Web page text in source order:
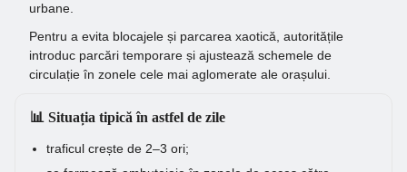
urbane.
Pentru a evita blocajele și parcarea хаotică, autoritățile
introduc parcări temporare și ajustează schemele de
circulație în zonele cele mai aglomerate ale orașului.
📊 Situația tipică în astfel de zile
traficul crește de 2–3 ori;